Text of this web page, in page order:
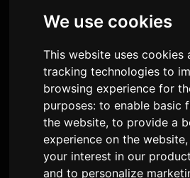
We use cookies
This website uses cookies
tracking technologies to
browsing experience for
purposes:to enable basic
the website,to provide a
experience on the website
your interest in our
and to personalize
Gumanap si
Thailand 2026,
ang Bagong Single